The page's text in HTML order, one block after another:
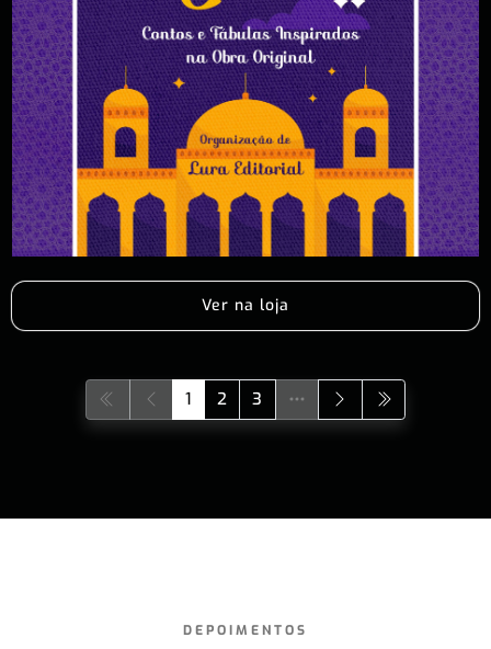
Ver na loja
1 2 3
DEPOIMENTOS